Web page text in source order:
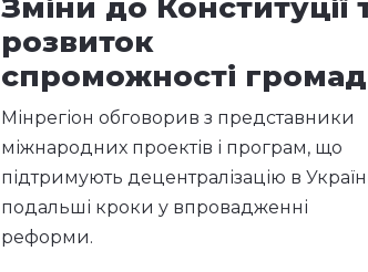
Зміни до Конституції
розвиток
спроможності громад
Мінрегіон обговорив з представники
міжнародних проектів і програм, що
підтримують децентралізацію в
подальші кроки у впровадженні
реформи.